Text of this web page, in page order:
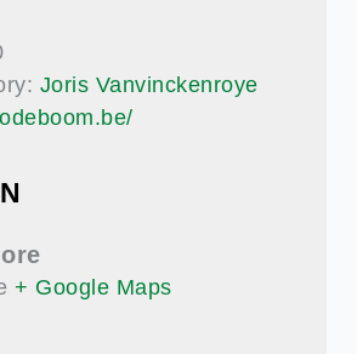
Joris Vanvinckenroye
+ Google Maps